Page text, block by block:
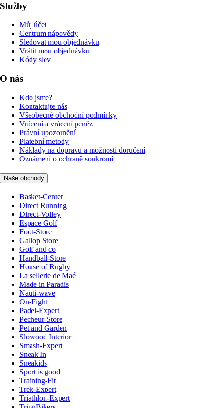
Služby
Můj účet
Centrum nápovědy
Sledovat mou objednávku
Vrátit mou objednávku
Kódy slev
O nás
Kdo jsme?
Kontaktujte nás
Všeobecné obchodní podmínky
Vrácení a vrácení peněz
Právní upozornění
Platební metody
Náklady na dopravu a možnosti doručení
Oznámení o ochraně soukromí
Naše obchody
Basket-Center
Direct Running
Direct-Volley
Espace Golf
Foot-Store
Gallop Store
Golf and co
Handball-Store
House of Rugby
La sellerie de Maé
Made in Paradis
Nauti-wave
On-Fight
Padel-Expert
Pecheur-Store
Pet and Garden
Slowood Interior
Smash-Expert
Sneak'In
Sneakids
Sport is good
Training-Fit
Trek-Expert
Triathlon-Expert